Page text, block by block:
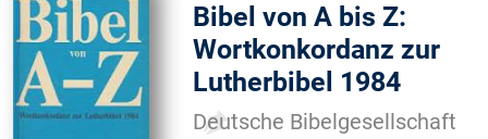
Bibel von A bis Z:
Wortkonkordanz zur
Lutherbibel 1984
Deutsche Bibelgesellschaft